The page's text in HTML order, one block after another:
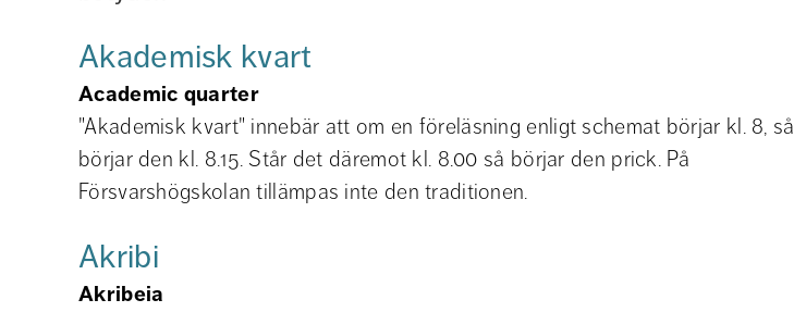
Akademisk kvart
Academic quarter
"Akademisk kvart" innebär att om en föreläsning enligt schemat börjar kl. 8, så
börjar den kl. 8.15. Står det däremot kl. 8.00 så börjar den prick. På
Försvarshögskolan tillämpas inte den traditionen.
Akribi
Akribeia